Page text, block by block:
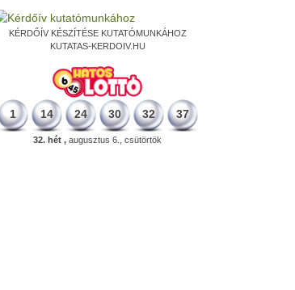
KÉRDŐÍV KÉSZÍTÉSE KUTATÓMUNKÁHOZ
KUTATAS-KERDOIV.HU
1 14 24 30 32 37
32. hét , augusztus 6., csütörtök